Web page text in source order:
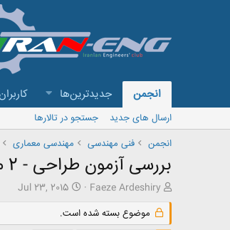
انجمن جدیدترین‌ها
ارسال های جدید
جستجو در تالارها
انجمن
فنی مهندسی مهندسی معماری
بررسی آزمون طراحی - 2 مرداد 1394
ش
و
ع
Faeze Ardeshiry
ت
ر
ی
Jul 23, 2015
موضوع بسته شده است.